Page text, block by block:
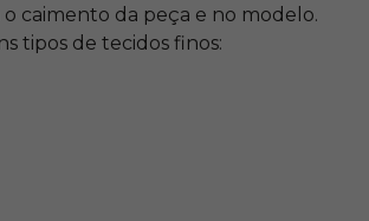
caimento da peça e no modelo.
tipos de tecidos finos: